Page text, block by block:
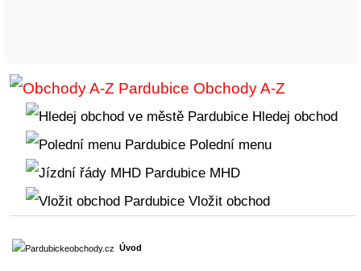
Obchody A-Z
Hledej obchod
Polední menu
MHD
Vložit obchod
Úvod